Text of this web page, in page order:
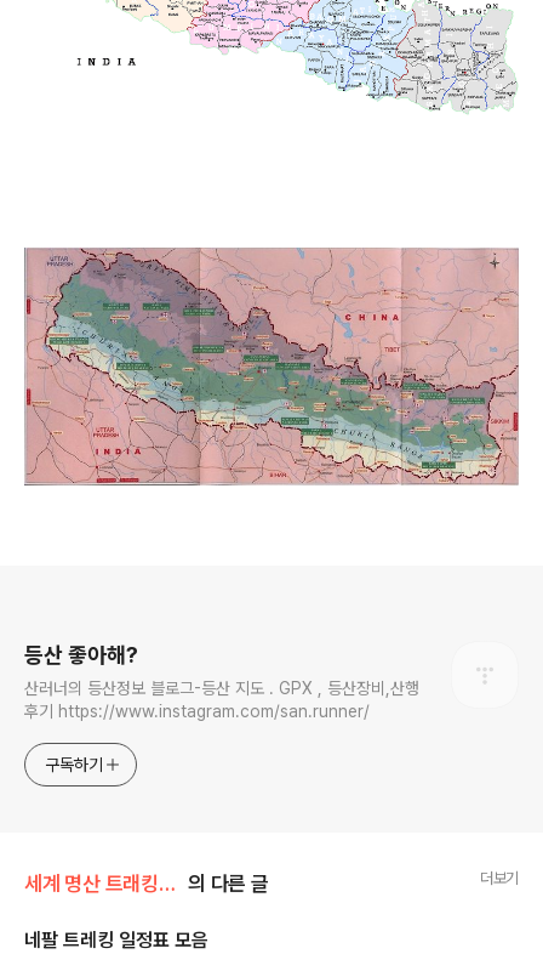
등산 좋아해?
산러너의 등산정보 블로그-등산 지도 . GPX , 등산장비,산행
후기 https://www.instagram.com/san.runner/
구독하기
세계 명산 트래킹/트래킹 정보 의 다른 글 더보기
네팔 트레킹 일정표 모음